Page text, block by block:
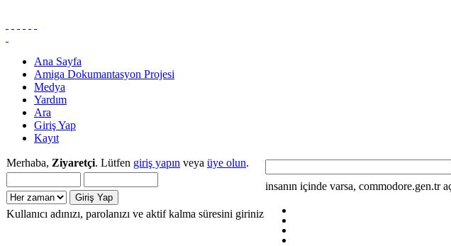
Ana Sayfa
Amiga Dokumantasyon Projesi
Medya
Yardım
Ara
Giriş Yap
Kayıt
Merhaba, Ziyaretçi. Lütfen giriş yapın veya üye olun.
Kullanıcı adınızı, parolanızı ve aktif kalma süresini giriniz
insanın içinde varsa, commodore.gen.tr